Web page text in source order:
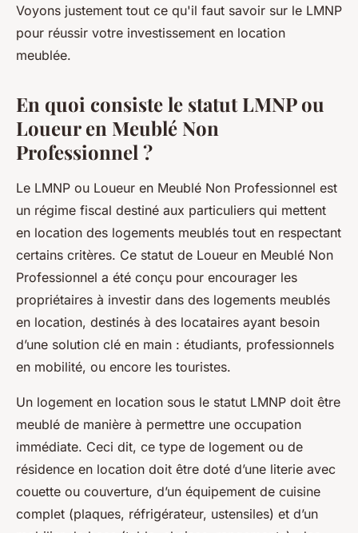
Voyons justement tout ce qu'il faut savoir sur le LMNP
pour réussir votre investissement en location
meublée.
En quoi consiste le statut LMNP ou
Loueur en Meublé Non
Professionnel ?
Le LMNP ou Loueur en Meublé Non Professionnel est
un régime fiscal destiné aux particuliers qui mettent
en location des logements meublés tout en respectant
certains critères. Ce statut de Loueur en Meublé Non
Professionnel a été conçu pour encourager les
propriétaires à investir dans des logements meublés
en location, destinés à des locataires ayant besoin
d’une solution clé en main : étudiants, professionnels
en mobilité, ou encore les touristes.
Un logement en location sous le statut LMNP doit être
meublé de manière à permettre une occupation
immédiate. Ceci dit, ce type de logement ou de
résidence en location doit être doté d’une literie avec
couette ou couverture, d’un équipement de cuisine
complet (plaques, réfrigérateur, ustensiles) et d’un